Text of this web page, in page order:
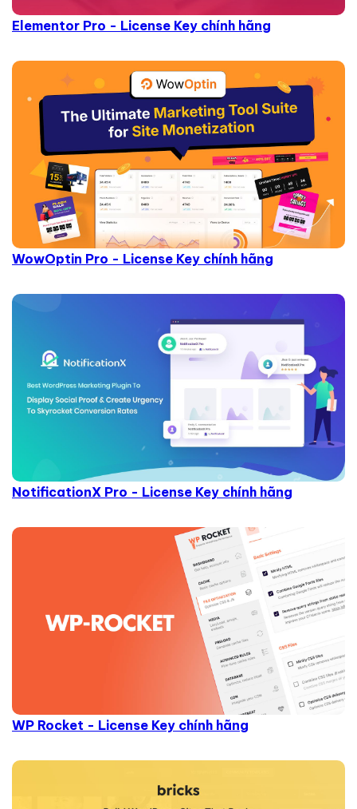
Elementor Pro - License Key chính hãng
WowOptin Pro - License Key chính hãng
NotificationX Pro - License Key chính hãng
WP Rocket - License Key chính hãng